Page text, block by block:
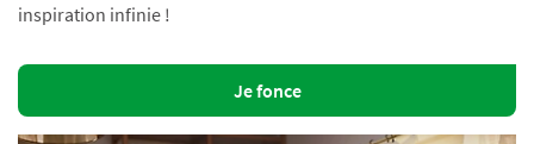
inspiration infinie !
Je fonce